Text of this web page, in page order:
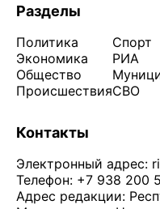
Разделы
Политика
Экономика
Общество
Происшествия
Спорт
РИА
СВО
Контакты
Электронный адрес:
Телефон: +7 938 200
Адрес редакции: